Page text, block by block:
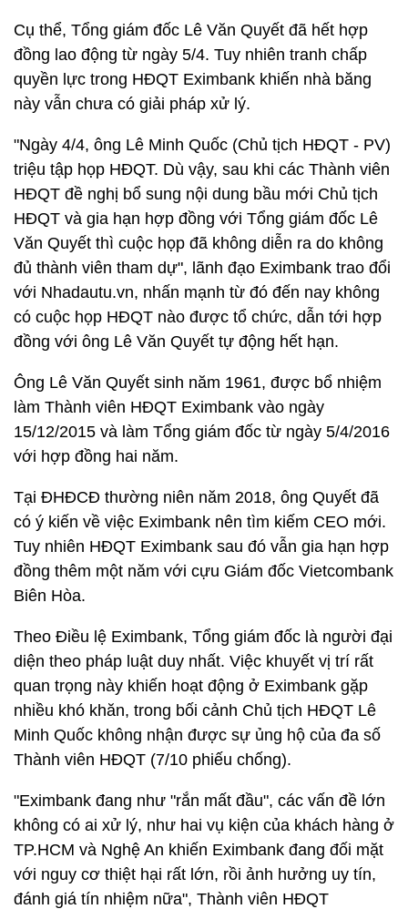
Cụ thể, Tổng giám đốc Lê Văn Quyết đã hết hợp
đồng lao động từ ngày 5/4. Tuy nhiên tranh chấp
quyền lực trong HĐQT Eximbank khiến nhà băng
này vẫn chưa có giải pháp xử lý.
"Ngày 4/4, ông Lê Minh Quốc (Chủ tịch HĐQT - PV)
triệu tập họp HĐQT. Dù vậy, sau khi các Thành viên
HĐQT đề nghị bổ sung nội dung bầu mới Chủ tịch
HĐQT và gia hạn hợp đồng với Tổng giám đốc Lê
Văn Quyết thì cuộc họp đã không diễn ra do không
đủ thành viên tham dự", lãnh đạo Eximbank trao đổi
với Nhadautu.vn, nhấn mạnh từ đó đến nay không
có cuộc họp HĐQT nào được tổ chức, dẫn tới hợp
đồng với ông Lê Văn Quyết tự động hết hạn.
Ông Lê Văn Quyết sinh năm 1961, được bổ nhiệm
làm Thành viên HĐQT Eximbank vào ngày
15/12/2015 và làm Tổng giám đốc từ ngày 5/4/2016
với hợp đồng hai năm.
Tại ĐHĐCĐ thường niên năm 2018, ông Quyết đã
có ý kiến về việc Eximbank nên tìm kiếm CEO mới.
Tuy nhiên HĐQT Eximbank sau đó vẫn gia hạn hợp
đồng thêm một năm với cựu Giám đốc Vietcombank
Biên Hòa.
Theo Điều lệ Eximbank, Tổng giám đốc là người đại
diện theo pháp luật duy nhất. Việc khuyết vị trí rất
quan trọng này khiến hoạt động ở Eximbank gặp
nhiều khó khăn, trong bối cảnh Chủ tịch HĐQT Lê
Minh Quốc không nhận được sự ủng hộ của đa số
Thành viên HĐQT (7/10 phiếu chống).
"Eximbank đang như "rắn mất đầu", các vấn đề lớn
không có ai xử lý, như hai vụ kiện của khách hàng ở
TP.HCM và Nghệ An khiến Eximbank đang đối mặt
với nguy cơ thiệt hại rất lớn, rồi ảnh hưởng uy tín,
đánh giá tín nhiệm nữa", Thành viên HĐQT